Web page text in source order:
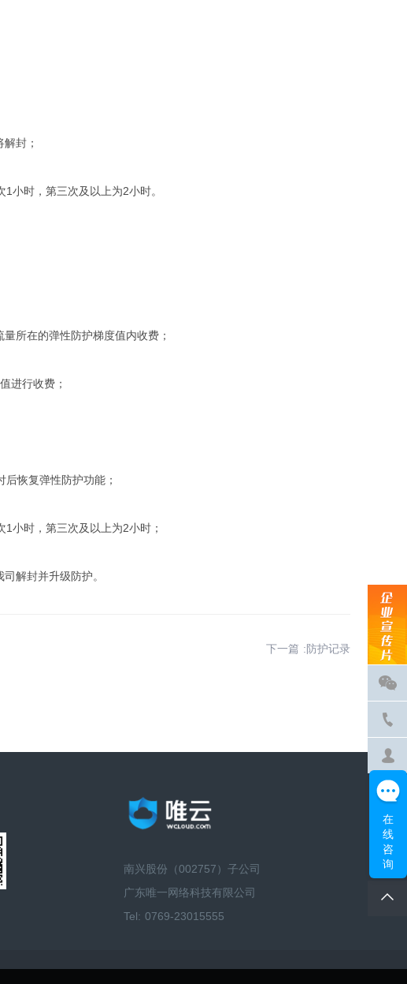
封；
小时，第三次及以上为2小时。
所在的弹性防护梯度值内收费；
进行收费；
恢复弹性防护功能；
小时，第三次及以上为2小时；
解封并升级防护。
下一篇 :防护记录
南兴股份（002757）子公司
广东唯一网络科技有限公司
Tel: 0769-23015555
在
线
咨
询